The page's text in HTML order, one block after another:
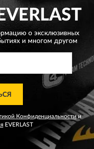
о эксклюзивных
и многом другом
Конфиденциальности и
EVERLAST